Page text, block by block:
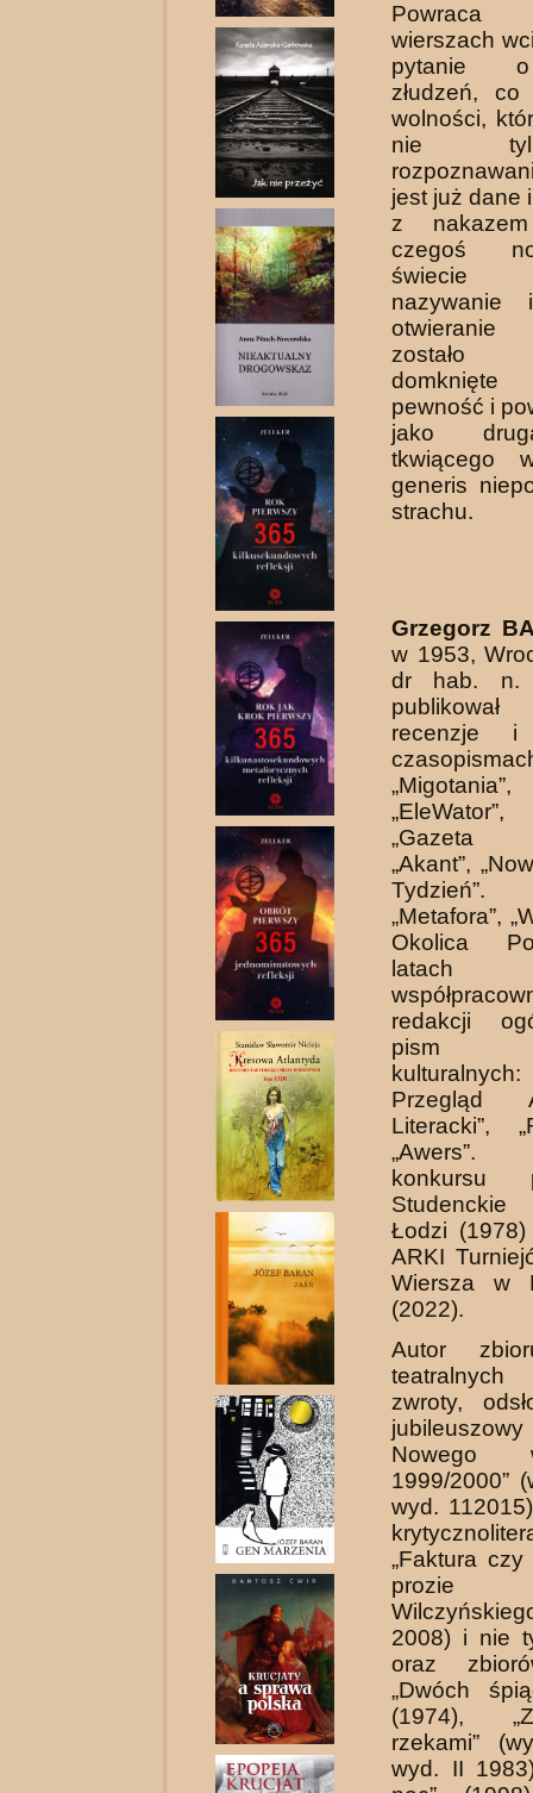
wierszach
pytanie
złudzeń, co
wolności,
nie
jest już dane
z
czegoś
świecie
nazywanie
zostało
pewność i
jako
tkwiącego
generis
strachu.
Grzegorz
w 1953,
dr hab. n.
recenzje
„Gazeta
„Akant”,
Tydzień”.
„Metafora”,
Okolica
latach
redakcji
pism
Przegląd
Literacki”,
konkursu
Łodzi
ARKI
Wiersza w
(2022).
Autor
zwroty,
Nowego
1999/2000”
wyd.
„Faktura
prozie
2008) i nie
oraz
„Dwóch
(1974),
rzekami”
wyd. II